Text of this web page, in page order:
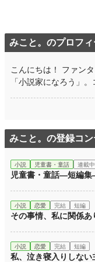
みこと。のプロフ
こんにちは！ ファン
「小説家になろう」
みこと。の登録コン
小説 児童書・童話 連載中
児童書・童話―短編
小説 恋愛 完結 短編
その事情、私に関係あ
小説 恋愛 完結 短編
私、泣き寝入りしない